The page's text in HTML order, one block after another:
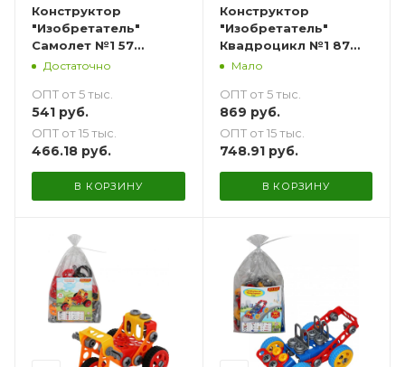
Конструктор
"Изобретатель"
Самолет №1 57
элементов
Достаточно
ОПТ от 5 тыс.
541 руб.
ОПТ от 15 тыс.
466.18 руб.
В КОРЗИНУ
Конструктор
"Изобретатель"
Квадроцикл №1 87
элементов
Мало
ОПТ от 5 тыс.
869 руб.
ОПТ от 15 тыс.
748.91руб.
В КОРЗИНУ